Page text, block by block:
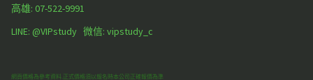
高雄: 07-522-9991
LINE: @VIPstudy 微信: vipstudy_c
網頁價格為參考資料.正式價格須以報名時本公司正確報價為準